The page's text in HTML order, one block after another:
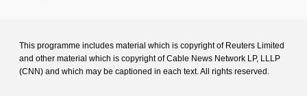
This programme includes material which is copyright of Reuters Limited
and other material which is copyright of Cable News Network LP, LLLP
(CNN) and which may be captioned in each text. All rights reserved.